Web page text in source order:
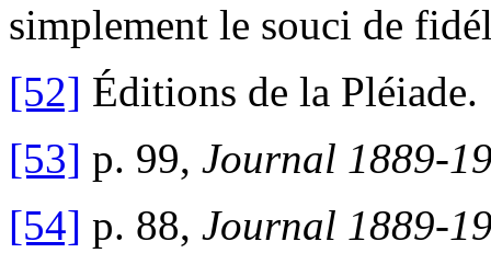
simplement le souci de
[52] Éditions de la Pléiade.
[53] p. 99, Journal 1889-
[54] p. 88, Journal 1889-